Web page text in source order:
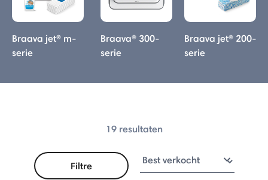
Braava jet® m-
serie
Braava® 300-
serie
Braava jet® 200-
serie
19 resultaten
Filtre